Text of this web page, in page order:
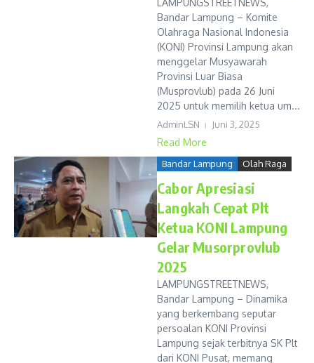
LAMPUNGSTREETNEWS,
Bandar Lampung – Komite
Olahraga Nasional Indonesia
(KONI) Provinsi Lampung akan
menggelar Musyawarah
Provinsi Luar Biasa
(Musprovlub) pada 26 Juni
2025 untuk memilih ketua um...
AdminLSN Juni 3, 2025
Read More
Bandar Lampung Olah Raga
Cabor Apresiasi
Langkah Cepat Plt
Ketua KONI Lampung
Gelar Musorprovlub
2025
LAMPUNGSTREETNEWS,
Bandar Lampung – Dinamika
yang berkembang seputar
persoalan KONI Provinsi
Lampung sejak terbitnya SK Plt
dari KONI Pusat, memang